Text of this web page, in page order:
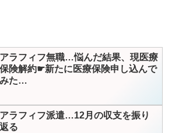
アラフィフ無職…悩んだ結果、現医療
保険解約☛新たに医療保険申し込んで
みた…
アラフィフ派遣…12月の収支を振り
返る